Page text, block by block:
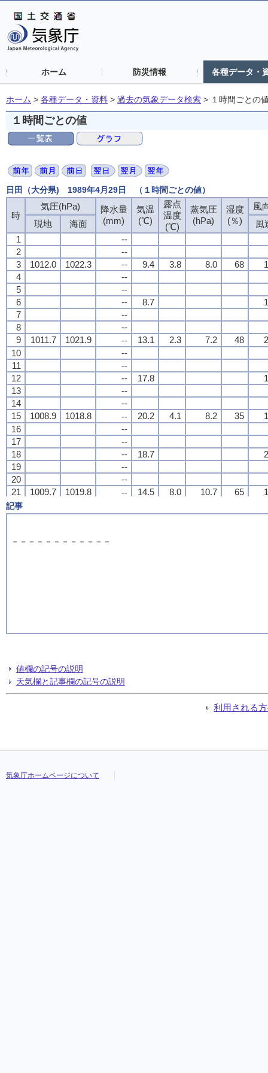
ホーム 防災情報 各種データ・
ホーム > 各種データ・資料 > 過去の気象データ検索 > １時間ごとの
１時間ごとの値
日田（大分県) 1989年4月29日 （１時間ごとの値）
時
気圧(hPa)
降水量
(mm)
気温
(℃)
露点
温度
(℃)
蒸気圧
(hPa)
湿度
(％)
風
現地
海面
風
1
--
2
--
3
1012.0 1022.3 -- 9.4 3.8 8.0 68
4
--
5
--
6
-- 8.7
7
--
8
--
9
1011.7 1021.9 -- 13.1 2.3 7.2 48
10
--
11
--
12
-- 17.8
13
--
14
--
15
1008.9 1018.8 -- 20.2 4.1 8.2 35
16
--
17
--
18
-- 18.7
19
--
20
--
21
1009.7 1019.8 -- 14.5 8.0 10.7 65
22
23
--
時
気圧(hPa)
降水量
(mm)
気温
(℃)
露点
温度
(℃)
蒸気圧
(hPa)
湿度
(％)
風
現地
海面
風
1
--
2
--
3
1012.0 1022.3 -- 9.4 3.8 8.0 68
4
--
5
--
6
-- 8.7
7
--
8
--
9
1011.7 1021.9 -- 13.1 2.3 7.2 48
10
--
11
--
12
-- 17.8
13
--
14
--
15
1008.9 1018.8 -- 20.2 4.1 8.2 35
16
--
17
--
18
-- 18.7
19
--
20
--
21
1009.7 1019.8 -- 14.5 8.0 10.7 65
22
23
--
時
気圧(hPa)
降水量
(mm)
気温
(℃)
露点
温度
(℃)
蒸気圧
(hPa)
湿度
(％)
風
現地
海面
風
1
--
2
--
3
1012.0 1022.3 -- 9.4 3.8 8.0 68
4
--
5
--
6
-- 8.7
7
--
8
--
9
1011.7 1021.9 -- 13.1 2.3 7.2 48
10
--
11
--
12
-- 17.8
13
--
14
--
15
1008.9 1018.8 -- 20.2 4.1 8.2 35
16
--
17
--
18
-- 18.7
19
--
20
--
21
1009.7 1019.8 -- 14.5 8.0 10.7 65
22
23
--
時
気圧(hPa)
降水量
(mm)
気温
(℃)
露点
温度
(℃)
蒸気圧
(hPa)
湿度
(％)
風
現地
海面
風
1
--
2
--
3
1012.0 1022.3 -- 9.4 3.8 8.0 68
4
--
5
--
6
-- 8.7
7
--
8
--
9
1011.7 1021.9 -- 13.1 2.3 7.2 48
10
--
11
--
12
-- 17.8
13
--
14
--
15
1008.9 1018.8 -- 20.2 4.1 8.2 35
16
--
17
--
18
-- 18.7
19
--
20
--
21
1009.7 1019.8 -- 14.5 8.0 10.7 65
22
23
--
記事
－－－－－－－－－－－－
値欄の記号の説明
天気欄と記事欄の記号の説明
利用される
気象庁ホームページについて